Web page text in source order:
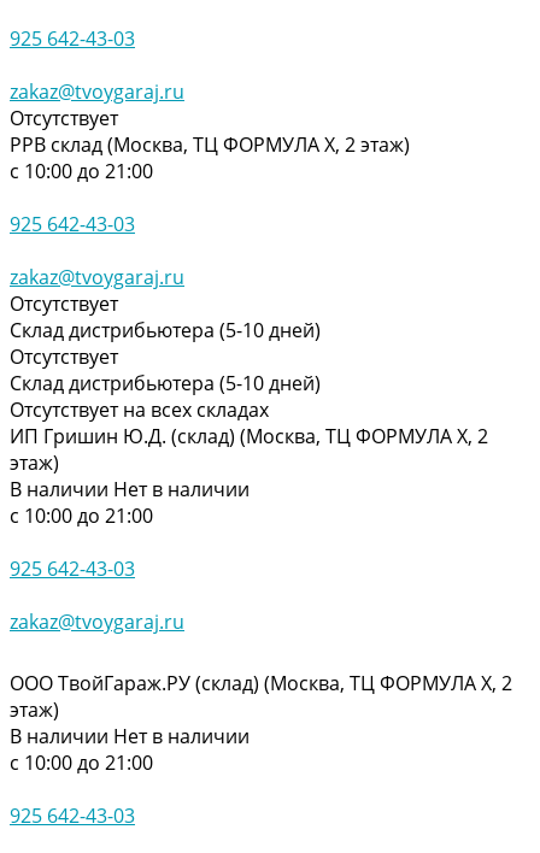
925 642-43-03
zakaz@tvoygaraj.ru
Отсутствует
РРВ склад (Москва, ТЦ ФОРМУЛА Х, 2 этаж)
с 10:00 до 21:00
925 642-43-03
zakaz@tvoygaraj.ru
Отсутствует
Склад дистрибьютера (5-10 дней)
Отсутствует
Склад дистрибьютера (5-10 дней)
Отсутствует на всех складах
ИП Гришин Ю.Д. (склад) (Москва, ТЦ ФОРМУЛА Х, 2
этаж)
В наличии Нет в наличии
с 10:00 до 21:00
925 642-43-03
zakaz@tvoygaraj.ru
ООО ТвойГараж.РУ (склад) (Москва, ТЦ ФОРМУЛА Х, 2
этаж)
В наличии Нет в наличии
с 10:00 до 21:00
925 642-43-03